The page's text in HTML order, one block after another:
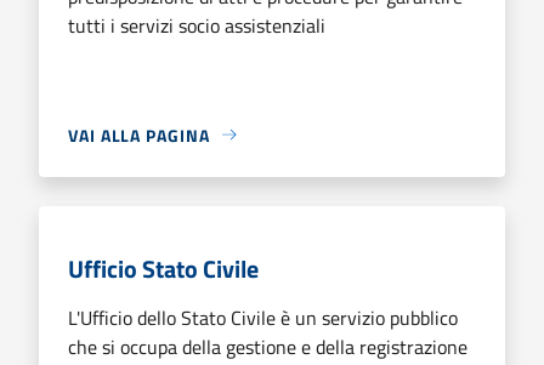
tutti i servizi socio assistenziali
VAI ALLA PAGINA
Ufficio Stato Civile
L'Ufficio dello Stato Civile è un servizio pubblico
che si occupa della gestione e della registrazione